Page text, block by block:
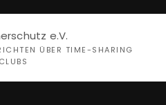
e.V.
ÜBER TIME-SHARING